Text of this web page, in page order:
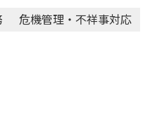
危機管理・不祥事対応